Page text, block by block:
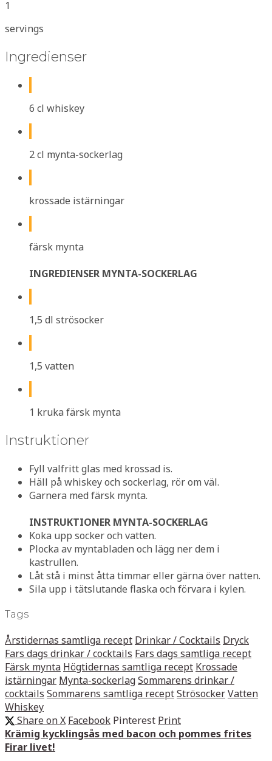
1
servings
Ingredienser
6 cl whiskey
2 cl mynta-sockerlag
krossade istärningar
färsk mynta
INGREDIENSER MYNTA-SOCKERLAG
1,5 dl strösocker
1,5 vatten
1 kruka färsk mynta
Instruktioner
Fyll valfritt glas med krossad is.
Häll på whiskey och sockerlag, rör om väl.
Garnera med färsk mynta.
INSTRUKTIONER MYNTA-SOCKERLAG
Koka upp socker och vatten.
Plocka av myntabladen och lägg ner dem i
kastrullen.
Låt stå i minst åtta timmar eller gärna över natten.
Sila upp i tätslutande flaska och förvara i kylen.
Tags
Årstidernas samtliga recept Drinkar / Cocktails Dryck
Fars dags drinkar / cocktails Fars dags samtliga recept
Färsk mynta Högtidernas samtliga recept Krossade
istärningar Mynta-sockerlagSommarens drinkar /
cocktails Sommarens samtliga receptStrösockerVatten
Whiskey
Share on X Facebook Pinterest Print
Krämig kycklingsås med bacon och pommes frites
Firar livet!